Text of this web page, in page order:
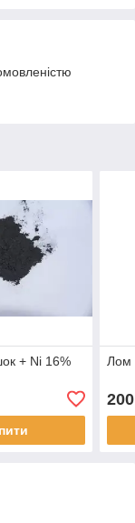
+ Ni 16% Лом
200